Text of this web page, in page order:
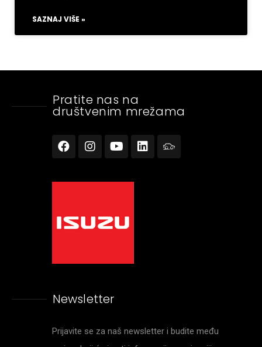
SAZNAJ VIŠE »
Pratite nas na
društvenim mrežama
Newsletter
Prijavite se za naš newsletter i budite među